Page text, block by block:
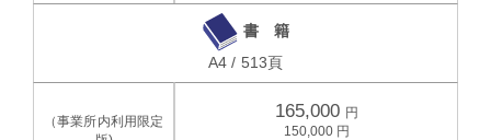
書 籍
A4 / 513頁
165,000
150,000